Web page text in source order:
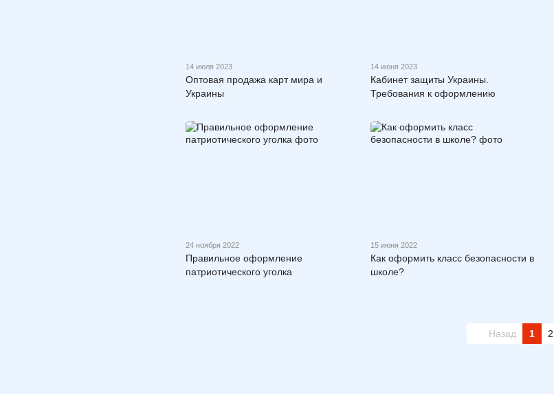
14 июля 2023
Оптовая продажа карт мира и
Украины
14 июня 2023
Кабинет защиты Украины.
Требования к оформлению
24 ноября 2022
Правильное оформление
патриотического уголка
15 июня 2022
Как оформить класс безопасности в
школе?
Назад 1 2